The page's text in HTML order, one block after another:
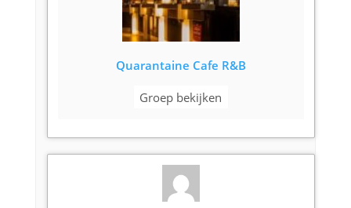
Quarantaine Cafe R&B
Groep bekijken